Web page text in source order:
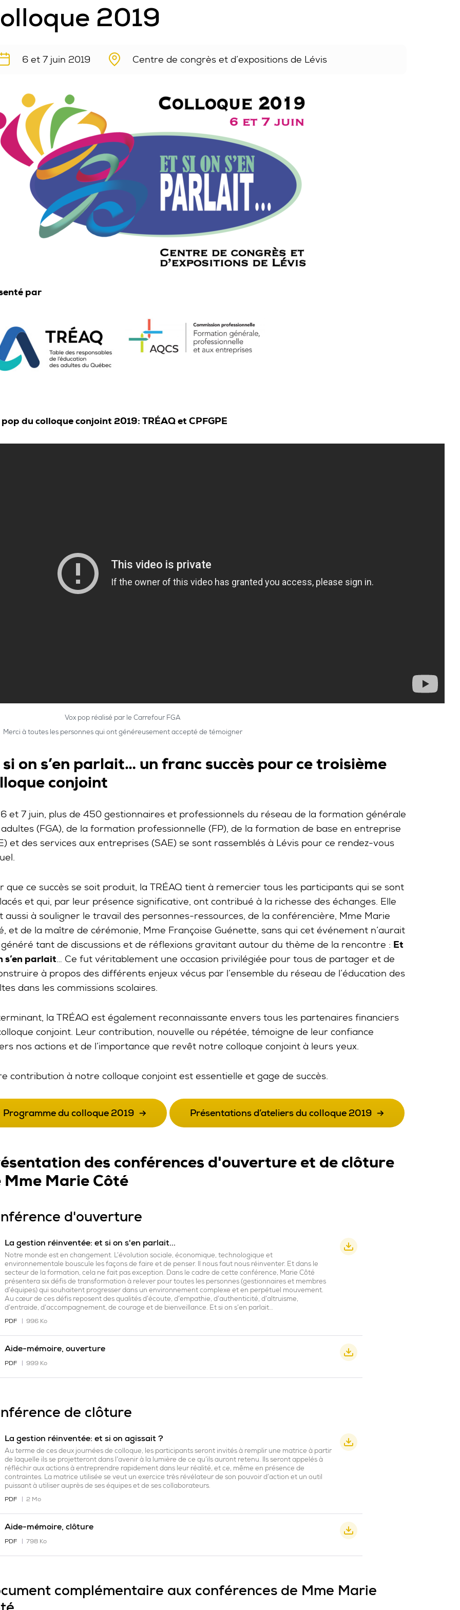
2019
6 et 7 juin 2019 Centre de congrès et d’expositions de Lévis
par
pop du colloque conjoint 2019: TRÉAQ et CPFGPE
Vox pop réalisé par le Carrefour FGA
Merci à toutes les personnes qui ont généreusement accepté de témoigner
on s’en parlait… un franc succès pour ce troisième
conjoint
et 7 juin, plus de 450 gestionnaires et professionnels du réseau de la formation générale
(FGA), de la formation professionnelle (FP), de la formation de base en entreprise
et des services aux entreprises (SAE) se sont rassemblés à Lévis pour ce rendez-vous
que ce succès se soit produit, la TRÉAQ tient à remercier tous les participants qui se sont
et qui, par leur présence significative, ont contribué à la richesse des échanges. Elle
aussi à souligner le travail des personnes-ressources, de la conférencière, Mme Marie
et de la maître de cérémonie, Mme Françoise Guénette, sans qui cet événement n’aurait
tant de discussions et de réflexions gravitant autour du thème de la rencontre : Et
s’en parlait… Ce fut véritablement une occasion privilégiée pour tous de partager et de
à propos des différents enjeux vécus par l’ensemble du réseau de l’éducation des
dans les commissions scolaires.
la TRÉAQ est également reconnaissante envers tous les partenaires financiers
conjoint. Leur contribution, nouvelle ou répétée, témoigne de leur confiance
nos actions et de l’importance que revêt notre colloque conjoint à leurs yeux.
contribution à notre colloque conjoint est essentielle et gage de succès.
Programme du colloque 2019 Présentations d’ateliers du colloque 2019
des conférences d'ouverture et de clôture
Mme Marie Côté
d'ouverture
La gestion réinventée: et si on s'en parlait...
Notre monde est en changement. L’évolution sociale, économique, technologique et
environnementale bouscule les façons de faire et de penser. Il nous faut nous réinventer. Et dans le
secteur de la formation, cela ne fait pas exception. Dans le cadre de cette conférence, Marie Côté
présentera six défis de transformation à relever pour toutes les personnes (gestionnaires et membres
d’équipes) qui souhaitent progresser dans un environnement complexe et en perpétuel mouvement.
Au cœur de ces défis reposent des qualités d’écoute, d’empathie, d’authenticité, d’altruisme,
d’entraide, d’accompagnement, de courage et de bienveillance. Et si on s’en parlait…
PDF 996 Ko
Aide-mémoire, ouverture
PDF 999 Ko
de clôture
La gestion réinventée: et si on agissait ?
Au terme de ces deux journées de colloque, les participants seront invités à remplir une matrice à partir
de laquelle ils se projetteront dans l’avenir à la lumière de ce qu’ils auront retenu. Ils seront appelés à
réfléchir aux actions à entreprendre rapidement dans leur réalité, et ce, même en présence de
contraintes. La matrice utilisée se veut un exercice très révélateur de son pouvoir d’action et un outil
puissant à utiliser auprès de ses équipes et de ses collaborateurs.
PDF 2 Mo
Aide-mémoire, clôture
PDF 798 Ko
complémentaire aux conférences de Mme Marie